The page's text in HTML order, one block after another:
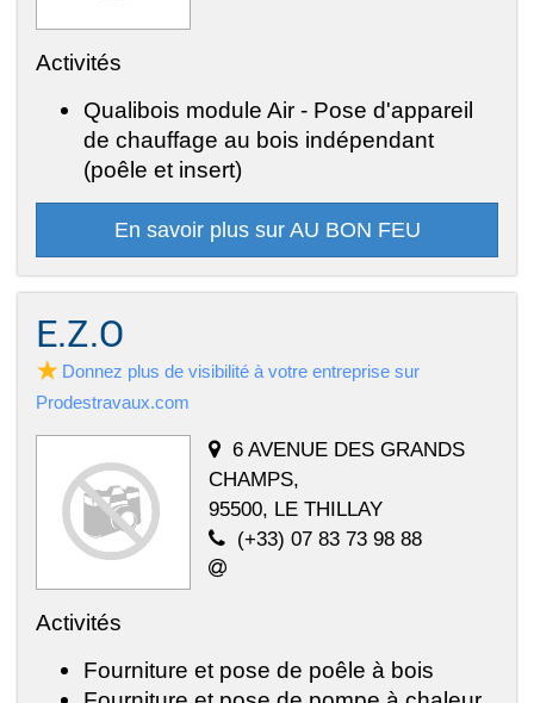
Activités
Qualibois module Air - Pose d'appareil
de chauffage au bois indépendant
(poêle et insert)
En savoir plus sur AU BON FEU
E.Z.O
Donnez plus de visibilité à votre entreprise sur
Prodestravaux.com
6 AVENUE DES GRANDS
CHAMPS,
95500, LE THILLAY
(+33) 07 83 73 98 88
Activités
Fourniture et pose de poêle à bois